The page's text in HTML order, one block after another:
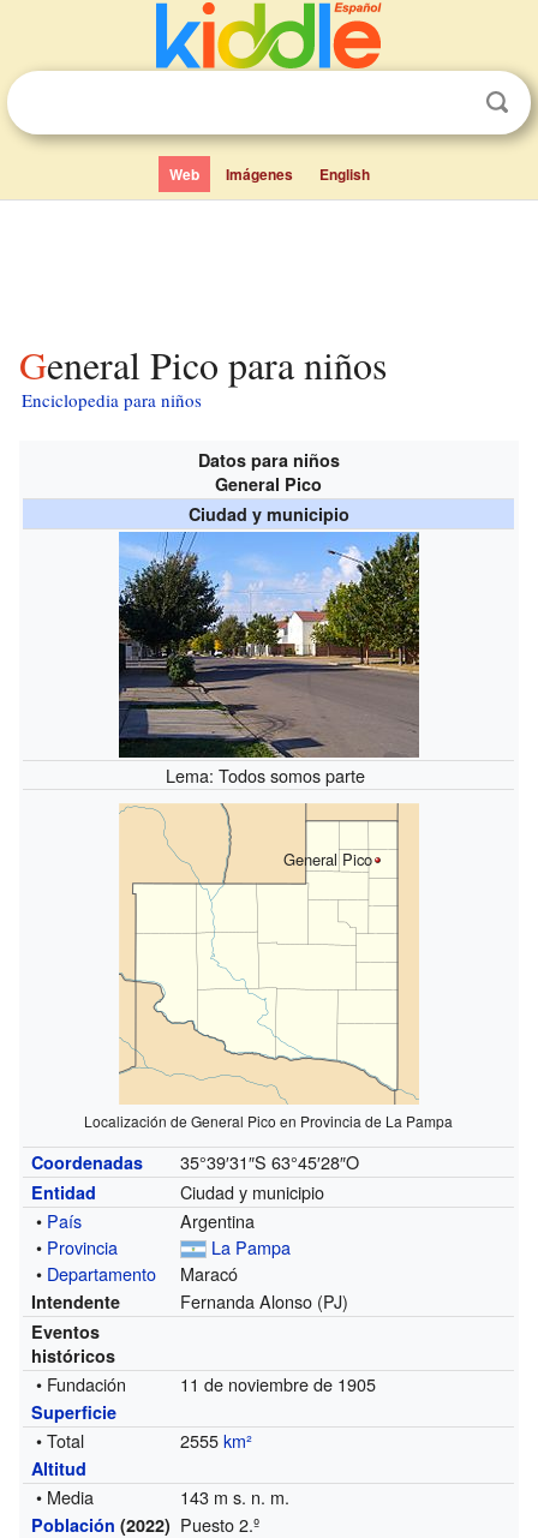
Web Imágenes English
General Pico para niños
Enciclopedia para niños
Datos para niños
General Pico
Ciudad y municipio
Lema: Todos somos parte
General Pico
Localización de General Pico en Provincia de La Pampa
Coordenadas 35°39′31″S 63°45′28″O
Entidad
Ciudad y municipio
• País
Argentina
• Provincia
La Pampa
• Departamento Maracó
Intendente Fernanda Alonso (PJ)
Eventos
históricos
• Fundación 11 de noviembre de 1905
Superficie
• Total 2555km²
Altitud
• Media 143 m s. n. m.
Población (2022) Puesto 2.º